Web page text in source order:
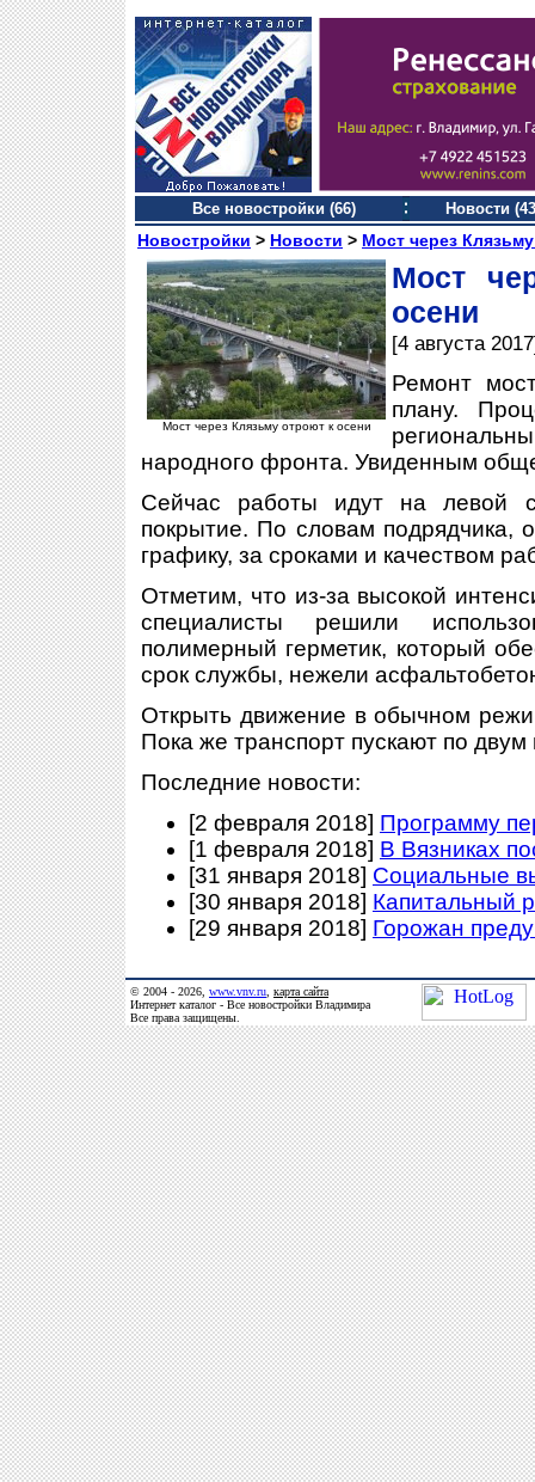
Все новостройки (66) Новости
Новостройки > Новости > Мост через
Мост через Клязьму отроют к осени
Мост
осени
[4 августа
Ремонт
плану.
народного фронта. Увиденным
Сейчас работы идут на левой
покрытие. По словам подрядчика,
графику, за сроками и качеством
Отметим, что из-за высокой
специалисты решили
полимерный герметик, который
срок службы, нежели
Открыть движение в обычном
Пока же транспорт пускают по двум
Последние новости:
[2 февраля 2018] Программу
[1 февраля 2018] В Вязниках
[31 января 2018] Социальные
[30 января 2018] Капитальный
[29 января 2018] Горожан
© 2004 - 2026, www.vnv.ru карта сайта
Интернет каталог - Все новостройки Владимира
Все права защищены.